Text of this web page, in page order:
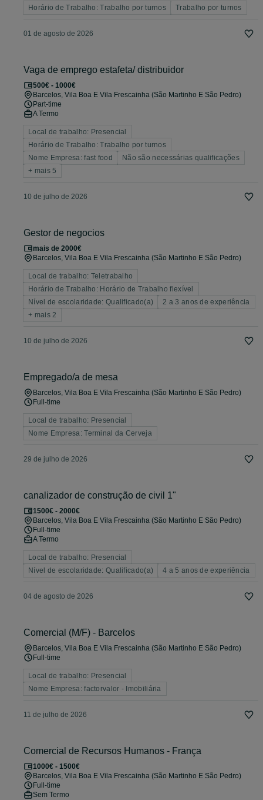
Horário de Trabalho: Trabalho por turnos Trabalho por turnos
01 de agosto de 2026
Vaga de emprego estafeta/ distribuidor
500€ - 1000€
Barcelos, Vila Boa E Vila Frescainha (São Martinho E São Pedro)
Part-time
A Termo
Local de trabalho: Presencial
Horário de Trabalho: Trabalho por turnos
Nome Empresa: fast food
Não são necessárias qualificações
+ mais 5
10 de julho de 2026
Gestor de negocios
mais de 2000€
Barcelos, Vila Boa E Vila Frescainha (São Martinho E São Pedro)
Local de trabalho: Teletrabalho
Horário de Trabalho: Horário de Trabalho flexível
Nível de escolaridade: Qualificado(a)
2 a 3 anos de experiência
+ mais 2
10 de julho de 2026
Empregado/a de mesa
Barcelos, Vila Boa E Vila Frescainha (São Martinho E São Pedro)
Full-time
Local de trabalho: Presencial
Nome Empresa: Terminal da Cerveja
29 de julho de 2026
canalizador de construção de civil 1"
1500€ - 2000€
Barcelos, Vila Boa E Vila Frescainha (São Martinho E São Pedro)
Full-time
A Termo
Local de trabalho: Presencial
Nível de escolaridade: Qualificado(a)
4 a 5 anos de experiência
04 de agosto de 2026
Comercial (M/F) - Barcelos
Barcelos, Vila Boa E Vila Frescainha (São Martinho E São Pedro)
Full-time
Local de trabalho: Presencial
Nome Empresa: factorvalor - Imobiliária
11 de julho de 2026
Comercial de Recursos Humanos - França
1000€ - 1500€
Barcelos, Vila Boa E Vila Frescainha (São Martinho E São Pedro)
Full-time
Sem Termo